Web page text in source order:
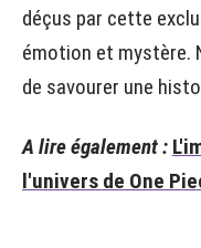
déçus par cette
émotion et mystère.
de savourer une
A lire également :
l'univers de One